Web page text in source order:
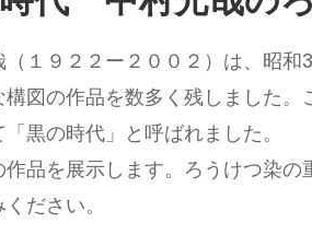
１９２２ー２００２）は、昭
図の作品を数多く残しました
黒の時代」と呼ばれました。
品を展示します。ろうけつ染
ださい。